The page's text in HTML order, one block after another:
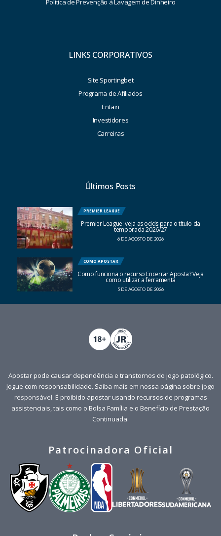
Política de Prevenção à Lavagem de Dinheiro
LINKS CORPORATIVOS
Site Sportingbet
Programa de Afiliados
Entain
Investidores
Carreiras
Últimos Posts
PREMIER LEAGUE
Premier League: veja as odds para o título da
temporada 2026/27
6 DE AGOSTO DE 2026
COMO APOSTAR
Como funciona o recurso Encerrar Aposta? Veja
como utilizar a ferramenta
5 DE AGOSTO DE 2026
Apostar pode causar dependência e transtornos do jogo patológico.
Jogue com responsabilidade. Saiba mais em nossa página sobre jogo
responsável. É proibido apostar usando recursos de programas
assistenciais, tais como o Bolsa Família e o Benefício de Prestação
Continuada.
Patrocinadora Oficial